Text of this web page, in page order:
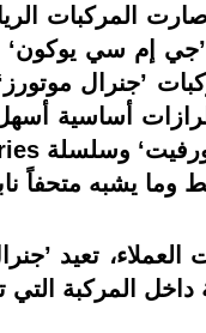
’جي إم سي يوكون‘
’جنرال موتورز‘
أساسية أسهل
وما يشبه متحفاً
تعيد
داخل المركبة